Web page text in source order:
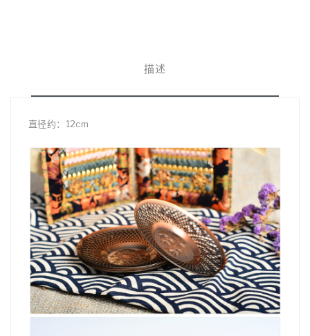
描述
直径约：12cm